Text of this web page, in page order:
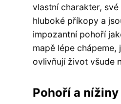
vlastní charakter,
hluboké příkopy a
impozantní pohoří
mapě lépe
ovlivňují život všude
Pohoří a nížiny